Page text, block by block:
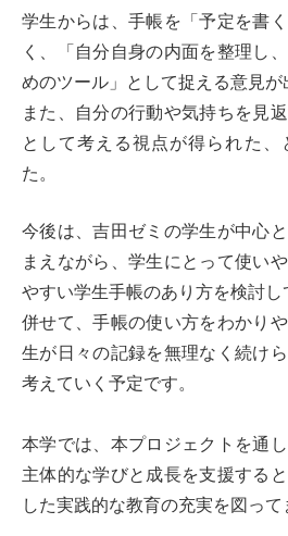
学生からは、手帳を「予定を書
く、「自分自身の内面を整理し
めのツール」として捉える意見が
また、自分の行動や気持ちを見
として考える視点が得られた、
た。
今後は、吉田ゼミの学生が中心
まえながら、学生にとって使い
やすい学生手帳のあり方を検討し
併せて、手帳の使い方をわかり
生が日々の記録を無理なく続け
考えていく予定です。
本学では、本プロジェクトを通
主体的な学びと成長を支援する
した実践的な教育の充実を図って